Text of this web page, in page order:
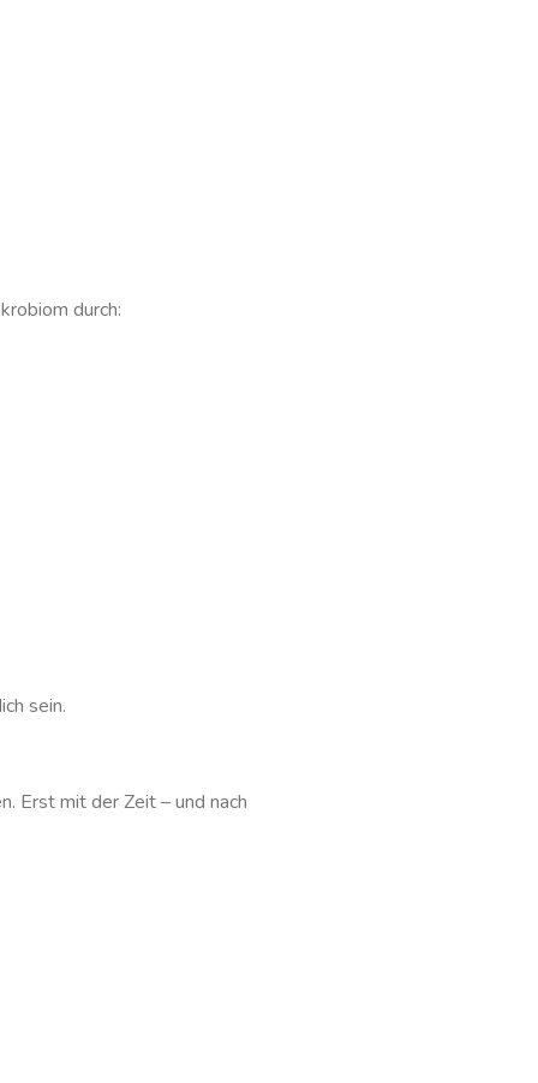
durch:
sein.
Erst mit der Zeit – und nach